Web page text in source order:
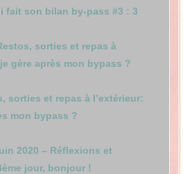
fait son bilan by-pass #3 : 3
sorties et repas à
gère après mon bypass ?
sorties et repas à l’extérieur:
mon bypass ?
2020 – Réflexions et
jour, bonjour !